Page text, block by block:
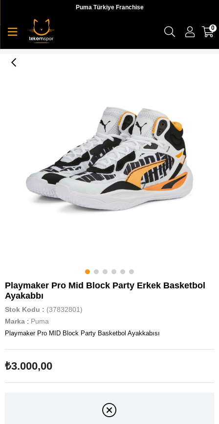
Puma Türkiye Franchise
0
Playmaker Pro Mid Block Party Erkek Basketbol
Ayakabbı
Stok Kodu
(37832801)
Marka : Puma
Playmaker Pro MID Block Party Basketbol Ayakkabısı
₺3.000,00